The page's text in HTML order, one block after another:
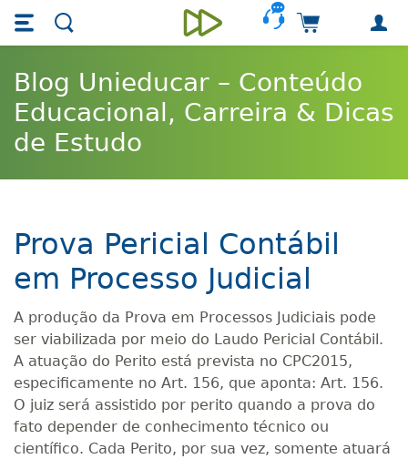
Skip main navigation
Skip to main content
Unieducar
Carrinho de
Blog Unieducar – Conteúdo
Educacional, Carreira & Dicas
de Estudo
Prova Pericial Contábil
em Processo Judicial
A produção da Prova em Processos Judiciais pode
ser viabilizada por meio do Laudo Pericial Contábil.
A atuação do Perito está prevista no CPC2015,
especificamente no Art. 156, que aponta: Art. 156.
O juiz será assistido por perito quando a prova do
fato depender de conhecimento técnico ou
científico. Cada Perito, por sua vez, somente atuará